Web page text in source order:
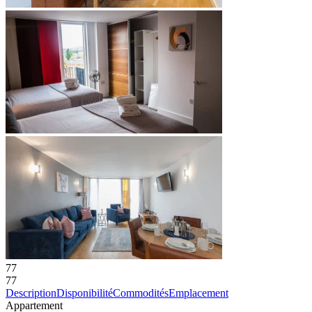
77
77
DescriptionDisponibilitéCommoditésEmplacement
Appartement